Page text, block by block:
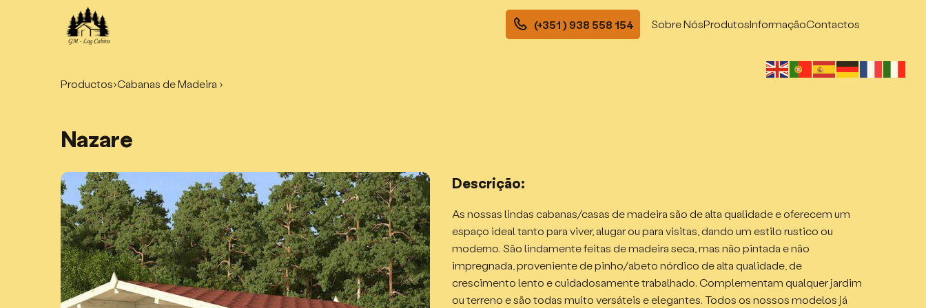
(+351 ) 938 558 154 Sobre NósProdutosInformaçãoContactos
Productos›Cabanas de Madeira ›
Nazare
Descrição:
As nossas lindas cabanas/casas de madeira são de alta qualidade e oferecem um
espaço ideal tanto para viver, alugar ou para visitas, dando um estilo rustico ou
moderno. São lindamente feitas de madeira seca, mas não pintada e não
impregnada, proveniente de pinho/abeto nórdico de alta qualidade, de
crescimento lento e cuidadosamente trabalhado. Complementam qualquer jardim
ou terreno e são todas muito versáteis e elegantes. Todos os nossos modelos já